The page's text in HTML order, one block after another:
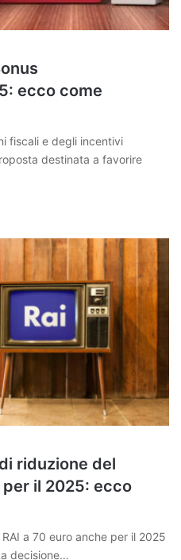
ecco come
fiscali e degli incentivi
destinata a favorire
riduzione del
per il 2025: ecco
a 70 euro anche per il 2025
decisione…